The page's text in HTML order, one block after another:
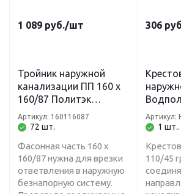
1 089 руб./шт
Тройник наружной
канализации ПП 160 х
160/87 Политэк
(рыжий)
72 шт.
Артикул: 160116087
Фасонная часть 160 х
160/87 нужна для врезки
ответвления в наружную
безнапорную систему.
306
х 110/
рыжая
1 шт..
Артикул:
110/45